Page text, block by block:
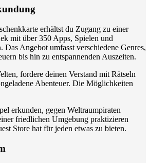
erhältst du Zugang zu einer
mit über 350 Apps, Spielen und
Das Angebot umfasst verschiedene Genres,
bis hin zu entspannenden Auszeiten.
fordere deinen Verstand mit Rätseln
Abenteuer. Die Möglichkeiten
erkunden, gegen Weltraumpiraten
friedlichen Umgebung praktizieren
Store hat für jeden etwas zu bieten.